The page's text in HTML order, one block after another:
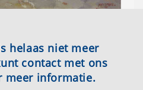
helaas niet meer
contact met ons
meer informatie.